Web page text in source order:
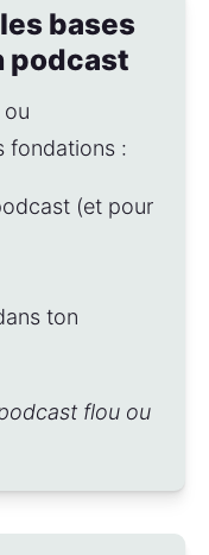
bases
podcast
fondations :
(et pour
ton
flou ou